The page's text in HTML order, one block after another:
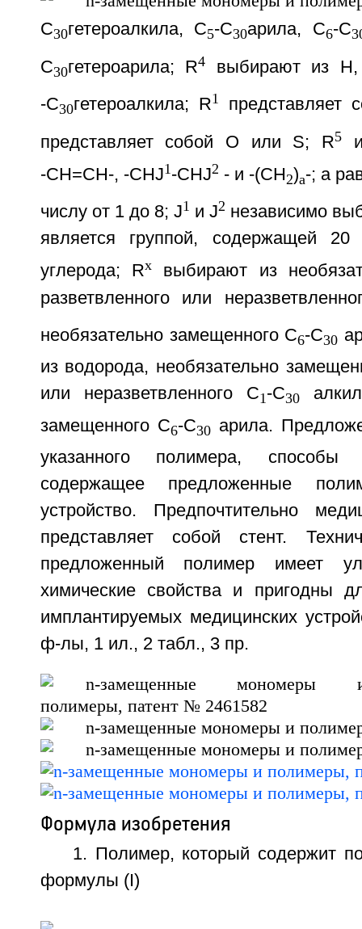
С30гетероалкила, С5-С30арила, С6-С
С30гетероарила; R4
выбирают из
-С30гетероалкила; R1
представляет собой О или S; R5и
-СН=СН-, -CHJ1 -CHJ2 - и -(СН2)а-; а
числу от 1 до 8; J1 и J2 независимо
является группой, содержащей
углерода; Rxвыбирают из
разветвленного или
необязательно замещенного С6-С30
из водорода, необязательно
или неразветвленного C1-С30
замещенного С6-С30арила.
указанного полимера,
содержащее предложенные
устройство. Предпочтительно
представляет собой стент.
предложенный полимер имеет
химические свойства и пригодны
имплантируемых медицинских
ф-лы, 1 ил., 2 табл., 3 пр.
Формула изобретения
1. Полимер, который содержит
формулы (I)